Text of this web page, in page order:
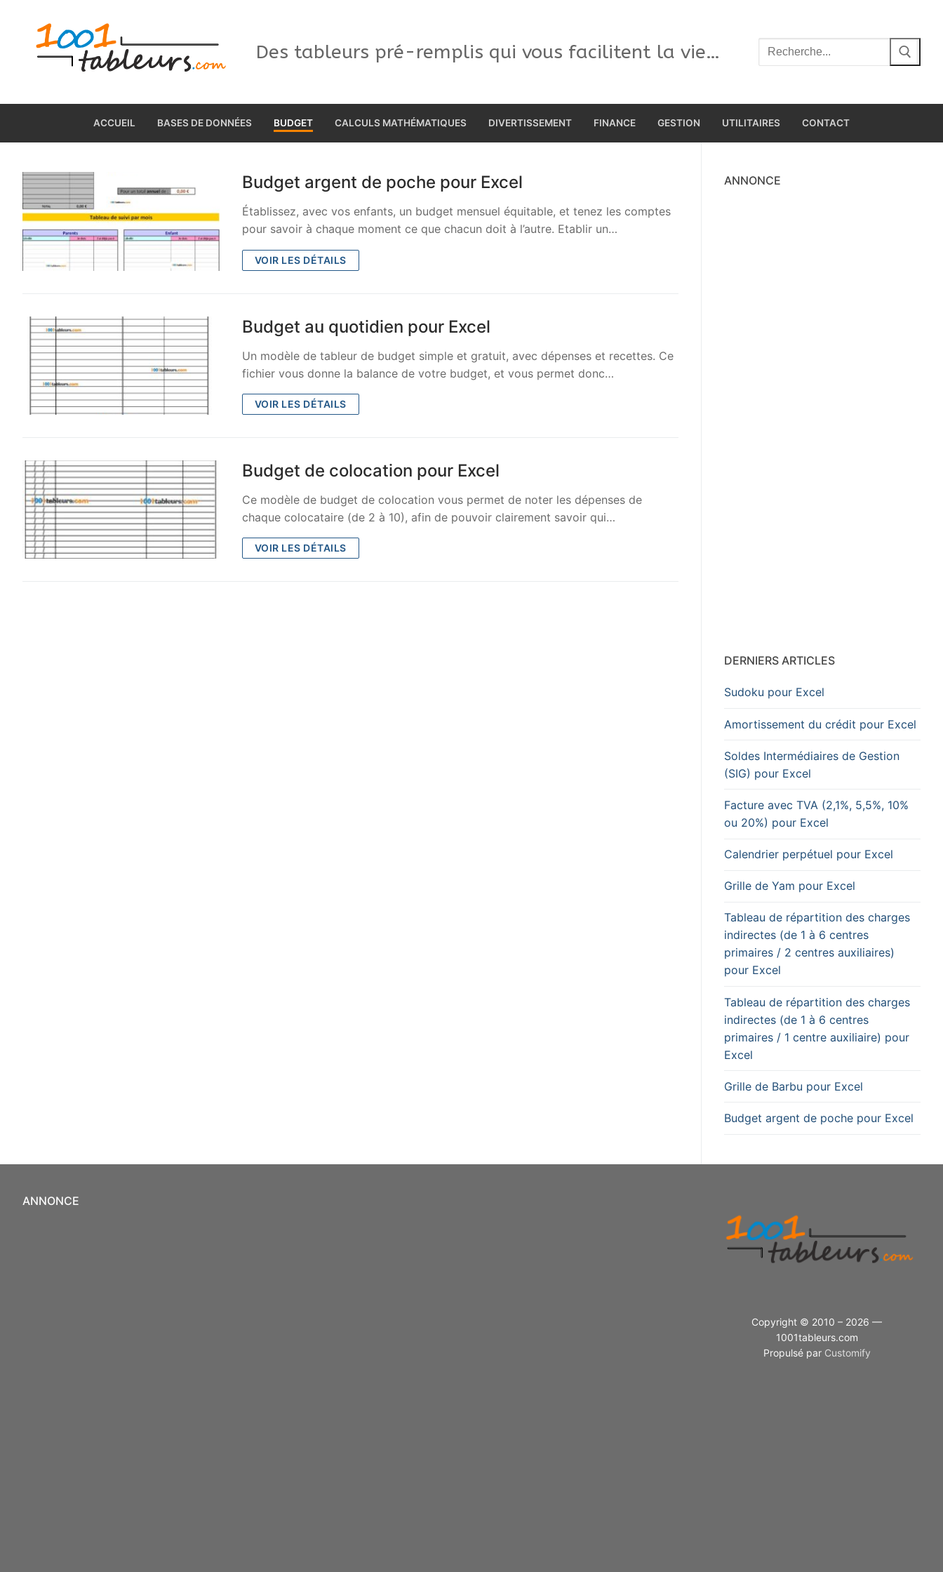
contenu
Des tableurs pré-remplis qui vous facilitent la vie…
Rechercher
:
ACCUEIL BASES DE DONNÉES BUDGET CALCULS MATHÉMATIQUES DIVERTISSEMENT FINANCE GESTION UTILITAIRES CONTACT
Budget argent de poche pour Excel
Établissez, avec vos enfants, un budget mensuel équitable, et tenez les comptes
pour savoir à chaque moment ce que chacun doit à l’autre. Etablir un…
VOIR LES DÉTAILS
Budget au quotidien pour Excel
Un modèle de tableur de budget simple et gratuit, avec dépenses et recettes. Ce
fichier vous donne la balance de votre budget, et vous permet donc…
VOIR LES DÉTAILS
Budget de colocation pour Excel
Ce modèle de budget de colocation vous permet de noter les dépenses de
chaque colocataire (de 2 à 10), afin de pouvoir clairement savoir qui…
VOIR LES DÉTAILS
ANNONCE
DERNIERS ARTICLES
Sudoku pour Excel
Amortissement du crédit pour Excel
Soldes Intermédiaires de Gestion
(SIG) pour Excel
Facture avec TVA (2,1%, 5,5%, 10%
ou 20%) pour Excel
Calendrier perpétuel pour Excel
Grille de Yam pour Excel
Tableau de répartition des charges
indirectes (de 1 à 6 centres
primaires / 2 centres auxiliaires)
pour Excel
Tableau de répartition des charges
indirectes (de 1 à 6 centres
primaires / 1 centre auxiliaire) pour
Excel
Grille de Barbu pour Excel
Budget argent de poche pour Excel
ANNONCE
Copyright © 2010 – 2026 —
1001tableurs.com
Propulsé par Customify